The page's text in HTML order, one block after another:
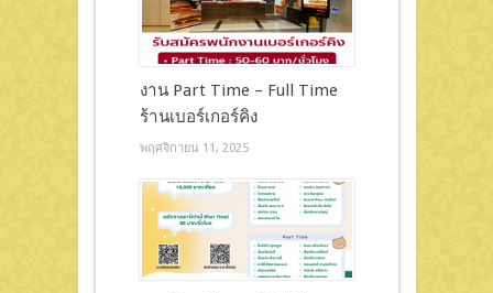
งาน Part Time – Full Time
ร้านเบอร์เกอร์คิง
พฤศจิกายน 11, 2025